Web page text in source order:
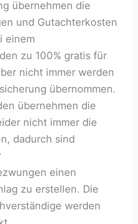
übernehmen die
und Gutachterkosten
einem
zu 100% gratis für
nicht immer werden
übernommen.
übernehmen die
nicht immer die
dadurch sind
einen
zu erstellen. Die
werden